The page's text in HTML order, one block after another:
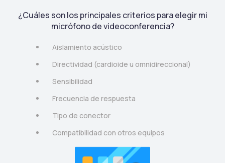
¿Cuáles son los principales criterios para elegir mi
micrófono de videoconferencia?
Aislamiento acústico
Directividad (cardioide u omnidireccional)
Sensibilidad
Frecuencia de respuesta
Tipo de conector
Compatibilidad con otros equipos